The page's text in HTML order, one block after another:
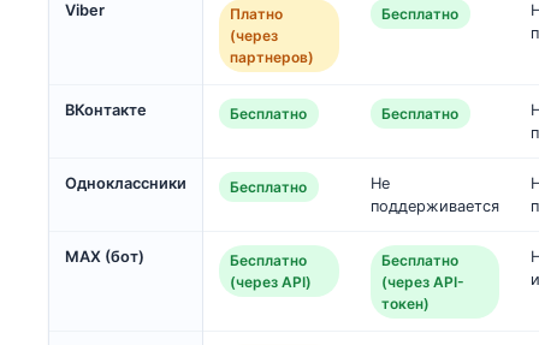
Viber
Платно
(через
партнеров)
Бесплатно
ВКонтакте Бесплатно Бесплатно
Одноклассники Бесплатно
Не
поддерживается
MAX (бот)
Бесплатно
(через API)
Бесплатно
(через API-
токен)